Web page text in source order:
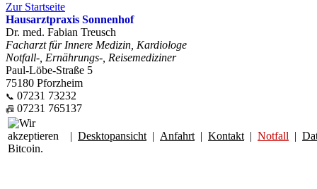
Zur Startseite
Hausarztpraxis Sonnenhof
Dr. med. Fabian Treusch
Facharzt für Innere Medizin, Kardiologe
Notfall-, Ernährungs-, Reisemediziner
Paul-Löbe-Straße 5
75180 Pforzheim
📞 07231 73232
📠 07231 765137
| Desktopansicht | Anfahrt | Kontakt | Notfall |